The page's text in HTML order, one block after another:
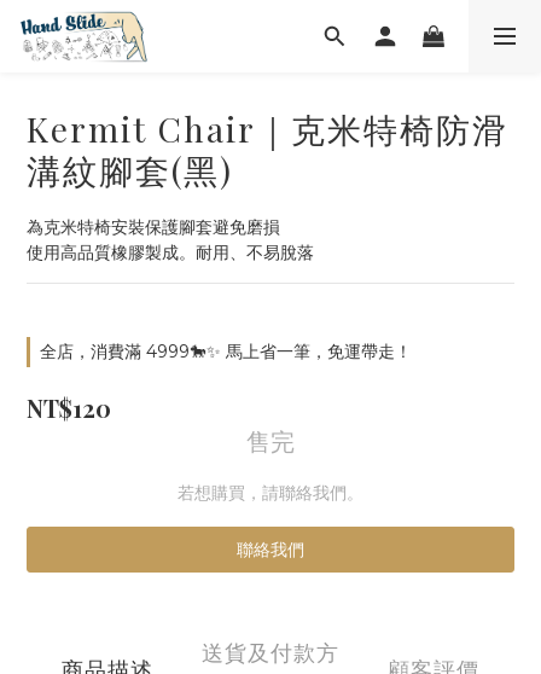
Kermit Chair｜克米特椅防滑
溝紋腳套(黑)
為克米特椅安裝保護腳套避免磨損
使用高品質橡膠製成。耐用、不易脫落
全店，消費滿 4999🐎✨ 馬上省一筆，免運帶走！
NT$120
售完
若想購買，請聯絡我們。
聯絡我們
送貨及付款方